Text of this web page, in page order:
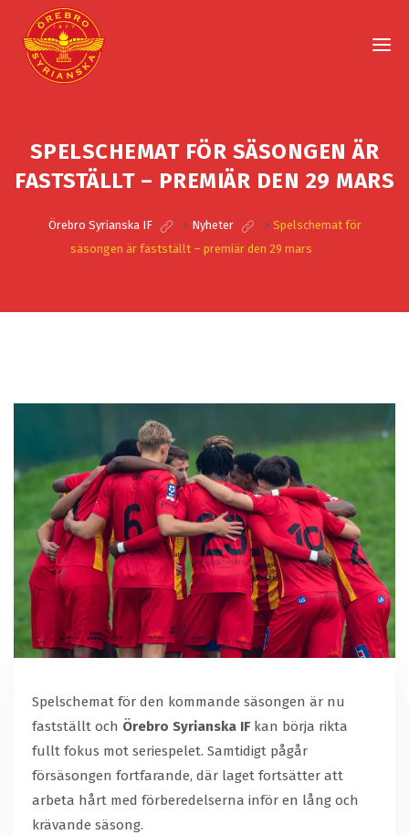
SPELSCHEMAT FÖR SÄSONGEN ÄR
FASTSTÄLLT – PREMIÄR DEN 29 MARS
Örebro Syrianska IF > Nyheter > Spelschemat för
säsongen är fastställt – premiär den 29 mars
Spelschemat för den kommande säsongen är nu
fastställt och Örebro Syrianska IF kan börja rikta
fullt fokus mot seriespelet. Samtidigt pågår
försäsongen fortfarande, där laget fortsätter att
arbeta hårt med förberedelserna inför en lång och
krävande säsong.